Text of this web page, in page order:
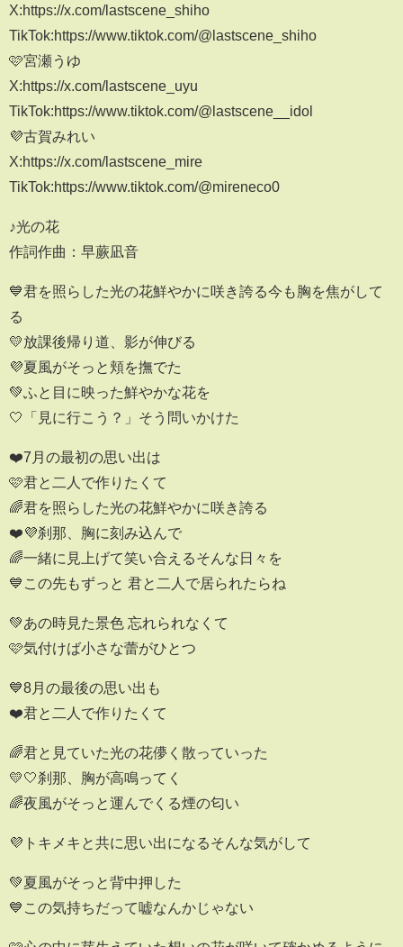
X:https://x.com/lastscene_shiho
TikTok:https://www.tiktok.com/@lastscene_shiho
🩷宮瀬うゆ
X:https://x.com/lastscene_uyu
TikTok:https://www.tiktok.com/@lastscene__idol
💜古賀みれい
X:https://x.com/lastscene_mire
TikTok:https://www.tiktok.com/@mireneco0
♪光の花
作詞作曲：早蕨凪音
💙君を照らした光の花鮮やかに咲き誇る今も胸を焦がして
る
💛放課後帰り道、影が伸びる
💜夏風がそっと頬を撫でた
💚ふと目に映った鮮やかな花を
🤍「見に行こう？」そう問いかけた
❤️7月の最初の思い出は
🩷君と二人で作りたくて
🌈君を照らした光の花鮮やかに咲き誇る
❤️💜刹那、胸に刻み込んで
🌈一緒に見上げて笑い合えるそんな日々を
💙この先もずっと 君と二人で居られたらね
💚あの時見た景色 忘れられなくて
🩷気付けば小さな蕾がひとつ
💙8月の最後の思い出も
❤️君と二人で作りたくて
🌈君と見ていた光の花儚く散っていった
💛🤍刹那、胸が高鳴ってく
🌈夜風がそっと運んでくる煙の匂い
💜トキメキと共に思い出になるそんな気がして
💚夏風がそっと背中押した
💙この気持ちだって嘘なんかじゃない